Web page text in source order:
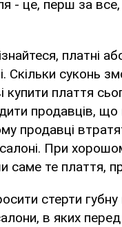
- це, перш за
платні
Скільки суконь
купити плаття
продавців,
продавці
При
те плаття,
стерти
в яких